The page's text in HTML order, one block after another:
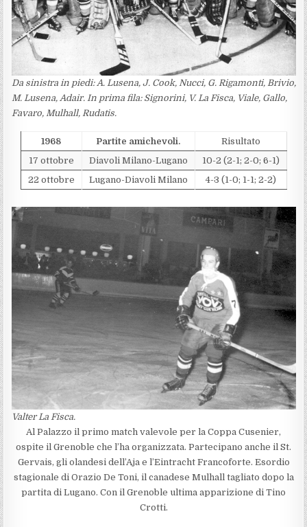
Da sinistra in piedi: A. Lusena, J. Cook, Nucci, G. Rigamonti, Brivio,
M. Lusena, Adair. In prima fila: Signorini, V. La Fisca, Viale, Gallo,
Favaro, Mulhall, Rudatis.
1968 Partite amichevoli.
Risultato
17 ottobre
Diavoli Milano-Lugano
10-2 (2-1; 2-0; 6-1)
22 ottobre
Lugano-Diavoli Milano 4-3 (1-0; 1-1; 2-2)
Valter La Fisca.
Al Palazzo il primo match valevole per la Coppa Cusenier,
ospite il Grenoble che l’ha organizzata. Partecipano anche il St.
Gervais, gli olandesi dell’Aja e l’Eintracht Francoforte. Esordio
stagionale di Orazio De Toni, il canadese Mulhall tagliato dopo la
partita di Lugano. Con il Grenoble ultima apparizione di Tino
Crotti.